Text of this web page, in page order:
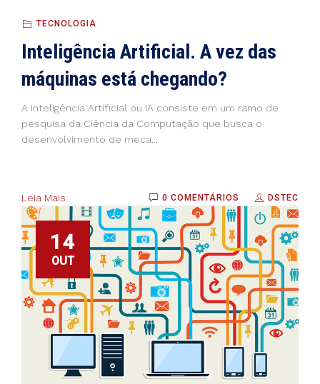
TECNOLOGIA
Inteligência Artificial. A vez das
máquinas está chegando?
A Inteligência Artificial ou IA consiste em um ramo de
pesquisa da Ciência da Computação que busca o
desenvolvimento de meca...
Leia Mais 0 COMENTÁRIOS DSTEC
14
OUT